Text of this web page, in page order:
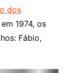
dos
1974, os
Fábio,